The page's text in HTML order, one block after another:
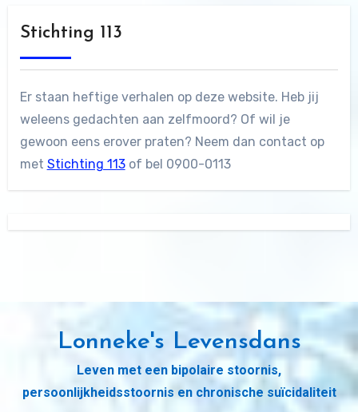
Stichting 113
Er staan heftige verhalen op deze website. Heb jij
weleens gedachten aan zelfmoord? Of wil je
gewoon eens erover praten? Neem dan contact op
met Stichting 113of bel 0900-0113
Lonneke's Levensdans
Leven met een bipolaire stoornis,
persoonlijkheidsstoornis en chronische suïcidaliteit